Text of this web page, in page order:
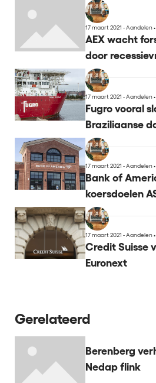
17 maart 2021 - Aandelen•
AEX wacht
door
17 maart 2021 - Aandelen•
Fugro vooral
Braziliaanse
17 maart 2021 - Aandelen•
Bank of
koersdoelen
17 maart 2021 - Aandelen•
Credit Suisse
Euronext
Gerelateerd
Berenberg
Nedap flink